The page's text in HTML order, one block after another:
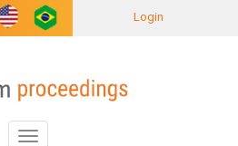
Login
Toggle